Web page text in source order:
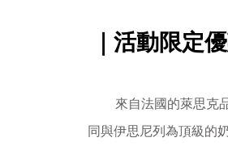
｜活動限定
來自法國的萊思克
同與伊思尼列為頂級的